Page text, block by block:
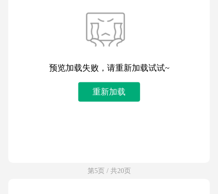
预览加载失败，请重新加载试试~
重新加载
第5页 / 共20页